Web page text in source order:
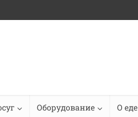
Оборудование О еде